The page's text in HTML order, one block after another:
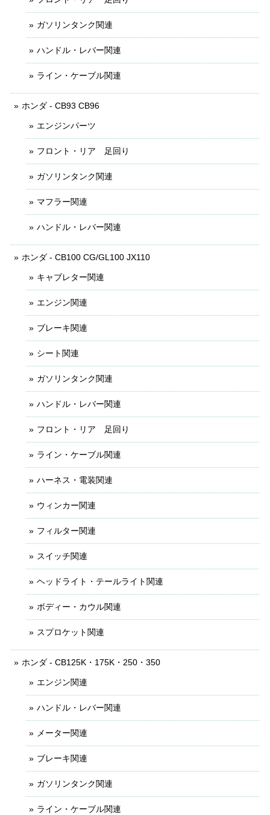
ガソリンタンク関連
ハンドル・レバー関連
ライン・ケーブル関連
ホンダ - CB93 CB96
エンジンパーツ
フロント・リア 足回り
ガソリンタンク関連
マフラー関連
ハンドル・レバー関連
ホンダ - CB100 CG/GL100 JX110
キャブレター関連
エンジン関連
ブレーキ関連
シート関連
ガソリンタンク関連
ハンドル・レバー関連
フロント・リア 足回り
ライン・ケーブル関連
ハーネス・電装関連
ウィンカー関連
フィルター関連
スイッチ関連
ヘッドライト・テールライト関連
ボディー・カウル関連
スプロケット関連
ホンダ - CB125K・175K・250・350
エンジン関連
ハンドル・レバー関連
メーター関連
ブレーキ関連
ガソリンタンク関連
ライン・ケーブル関連